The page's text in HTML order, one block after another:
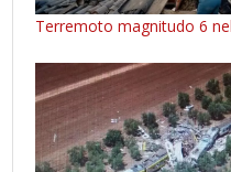
Terremoto magnitudo 6